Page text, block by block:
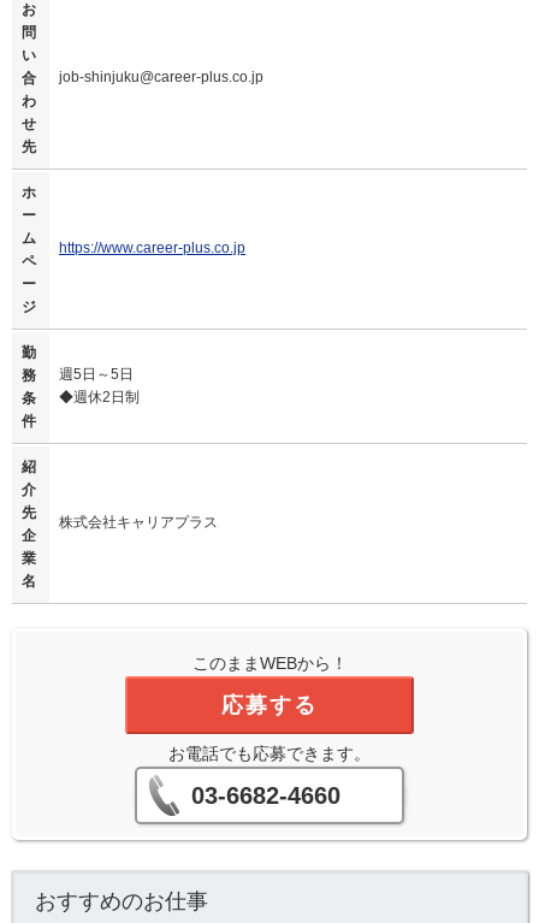
お
問
い
合
わ
せ
先
job-shinjuku@career-plus.co.jp
ホ
ー
ム
ペ
ー
ジ
https://www.career-plus.co.jp
勤
務
条
件
週5日～5日
◆週休2日制
紹
介
先
企
業
名
株式会社キャリアプラス
このままWEBから！
応募する
お電話でも応募できます。
03-6682-4660
おすすめのお仕事